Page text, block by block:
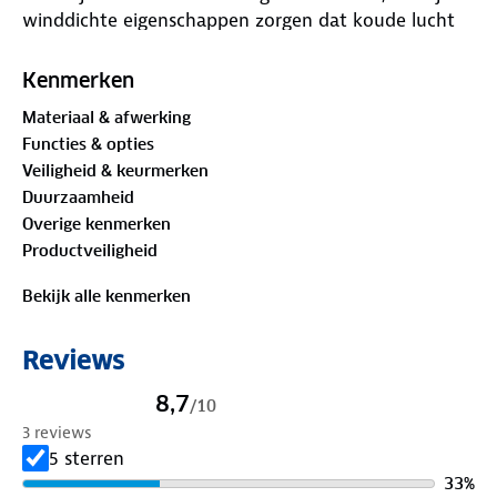
winddichte eigenschappen zorgen dat koude lucht
de muts zacht aan op de huid en voorkom je
De muts heeft een extra beschermlaag tegen water
en vuil, zodat je ook bij lichte neerslag goed
beschermd bent. Of je nu gaat hardlopen, wandelen
of de sneeuw opzoekt, de Lari Windstopper muts
biedt betrouwbare bescherming en comfort bij elke
winterse activiteit.
Kenmerken
Materiaal & afwerking
Functies & opties
Veiligheid & keurmerken
Duurzaamheid
Overige kenmerken
Productveiligheid
Bekijk alle kenmerken
Reviews
8,7/10
3 reviews
5 sterren
33%